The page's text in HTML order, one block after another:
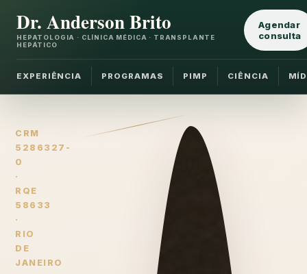
Dr. Anderson Brito
HEPATOLOGIA · CLÍNICA MÉDICA · TRANSPLANTE
HEPÁTICO
EXPERIÊNCIA PROGRAMAS PIMP CIÊNCIA
Agendar
consulta
CRM
5286327-
0
·
RQE
58633
·
RIO
DE
JANEIRO